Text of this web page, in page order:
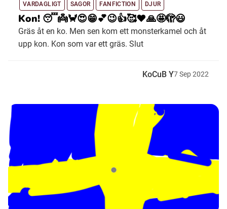
VARDAGLIGT SAGOR FANFICTION DJUR
Kon! 😴👼🦀😍😁💕😉👍🥰❤️🙏🤩🫣😃
Gräs åt en ko. Men sen kom ett monsterkamel och åt
upp kon. Kon som var ett gräs. Slut
KoCuB Y7Sep2022